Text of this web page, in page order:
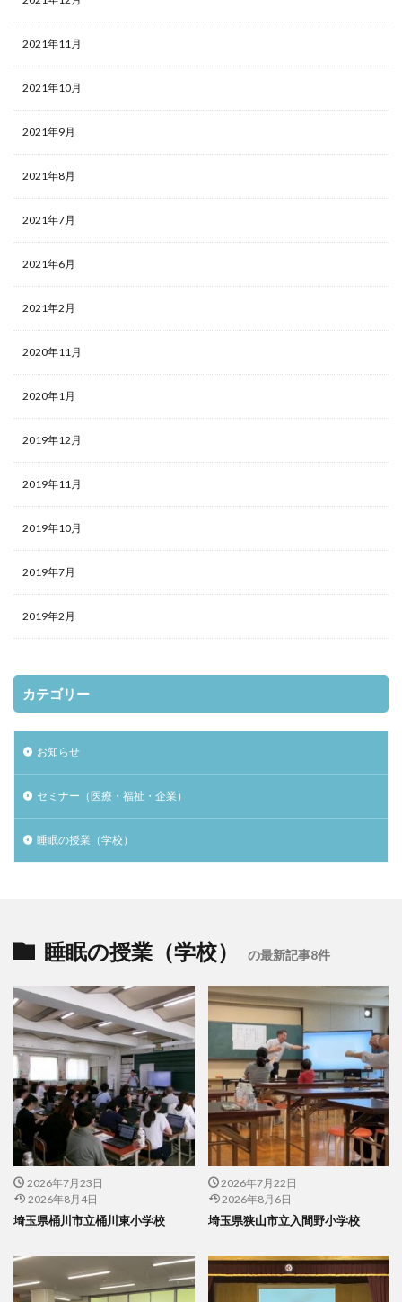
2021年11月
2021年10月
2021年9月
2021年8月
2021年7月
2021年6月
2021年2月
2020年11月
2020年1月
2019年12月
2019年11月
2019年10月
2019年7月
2019年2月
カテゴリー
お知らせ
セミナー（医療・福祉・企業）
睡眠の授業（学校）
睡眠の授業（学校） の最新記事8件
2026年7月23日
2026年8月4日
埼玉県桶川市立桶川東小学校
2026年7月22日
2026年8月6日
埼玉県狭山市立入間野小学校